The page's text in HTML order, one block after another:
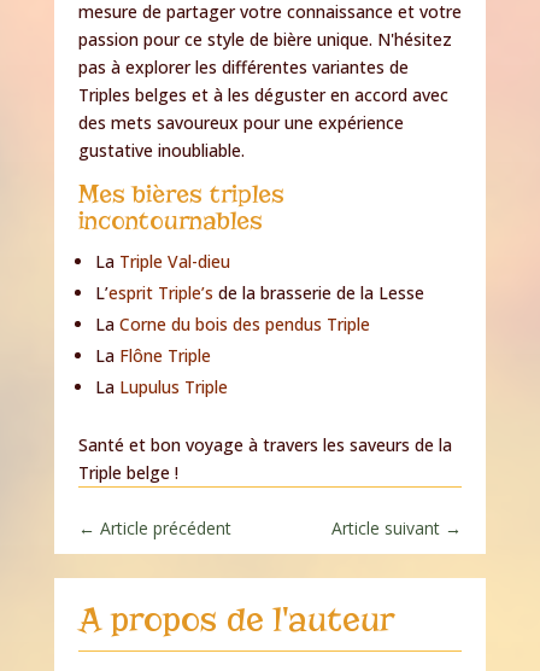
mesure de partager votre connaissance et votre
passion pour ce style de bière unique. N'hésitez
pas à explorer les différentes variantes de
Triples belges et à les déguster en accord avec
des mets savoureux pour une expérience
gustative inoubliable.
Mes bières triples
incontournables
La Triple Val-dieu
L’esprit Triple’s de la brasserie de la Lesse
La Corne du bois des pendus Triple
La Flône Triple
La Lupulus Triple
Santé et bon voyage à travers les saveurs de la
Triple belge !
← Article précédent Article suivant →
A propos de l'auteur